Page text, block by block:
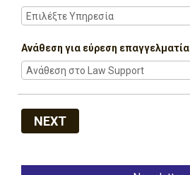
Ανάθεση για εύρεση επαγγελματία
NEXT